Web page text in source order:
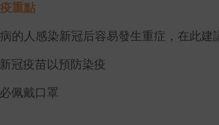
重點
的人感染新冠后容易發生重症，在此建
冠疫苗以預防染疫
佩戴口罩